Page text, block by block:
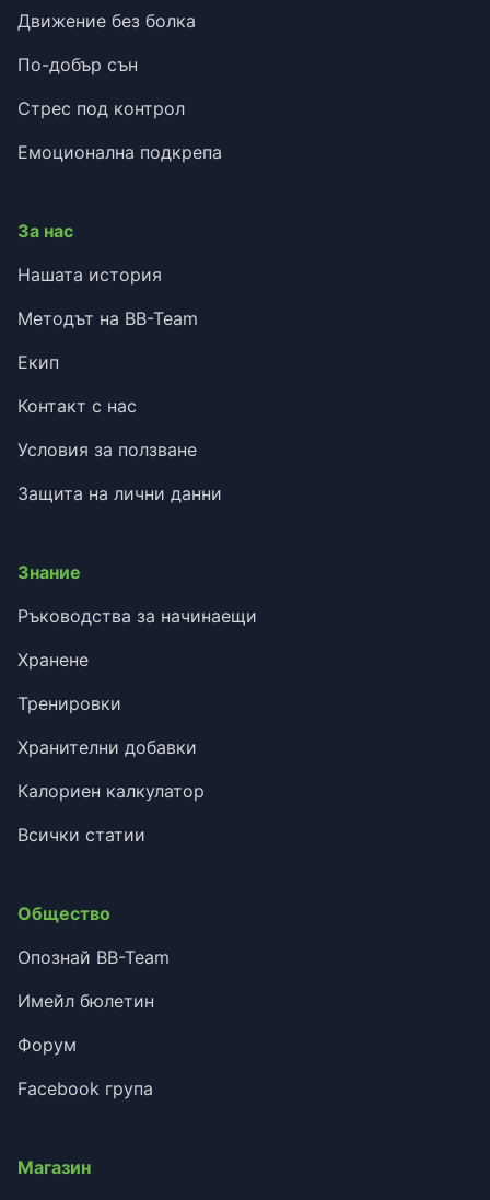
Движение без болка
По-добър сън
Стрес под контрол
Емоционална подкрепа
За нас
Нашата история
Методът на BB-Team
Екип
Контакт с нас
Условия за ползване
Защита на лични данни
Знание
Ръководства за начинаещи
Хранене
Тренировки
Хранителни добавки
Калориен калкулатор
Всички статии
Общество
Опознай BB-Team
Имейл бюлетин
Форум
Facebook група
Магазин